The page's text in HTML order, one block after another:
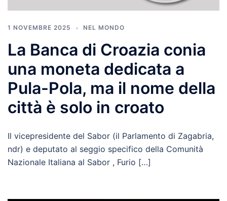
1 NOVEMBRE 2025 NEL MONDO
La Banca di Croazia conia
una moneta dedicata a
Pula-Pola, ma il nome della
città è solo in croato
Il vicepresidente del Sabor (il Parlamento di Zagabria,
ndr) e deputato al seggio specifico della Comunità
Nazionale Italiana al Sabor , Furio […]